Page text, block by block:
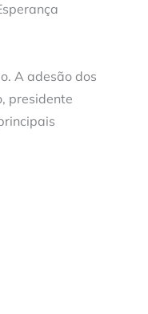
A adesão dos
presidente